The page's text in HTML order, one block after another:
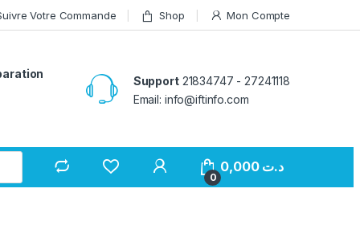
Votre Commande Shop Mon Compte
Support21834747 - 27241118
Email: info@iftinfo.com
0
د.ت 0,000